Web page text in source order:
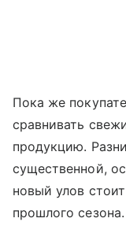
Пока же
сравнивать
продукцию.
существенной,
новый улов
прошлого сезона.